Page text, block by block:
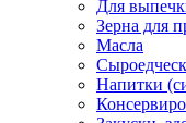
Для
Зерна для
Масла
Напитки